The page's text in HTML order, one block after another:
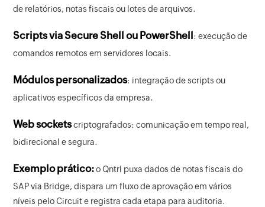
de relatórios, notas fiscais ou lotes de arquivos.
Scripts via Secure Shell ou PowerShell: execução de
comandos remotos em servidores locais.
Módulos personalizados: integração de scripts ou
aplicativos específicos da empresa.
Web socketscriptografados: comunicação em tempo real,
bidirecional e segura.
Exemplo prático:o Qntrl puxa dados de notas fiscais do
SAP via Bridge, dispara um fluxo de aprovação em vários
níveis pelo Circuit e registra cada etapa para auditoria.